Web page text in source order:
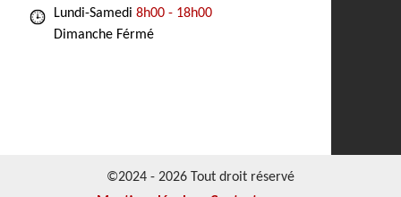
Lundi-Samedi 8h00 - 18h00
Dimanche Férmé
©2024 - 2026 Tout droit réservé